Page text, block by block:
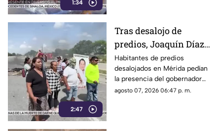
1:34
2:47
Tras desalojo de
predios, Joaquín Díaz
Mena mostró
desinterés por
problemáticas del
pueblo
Habitantes de predios
desalojados en Mérida pedían
la presencia del gobernador
Joaquín Díaz Mena, pero dejó
agosto 07, 2026 06:47 p. m.